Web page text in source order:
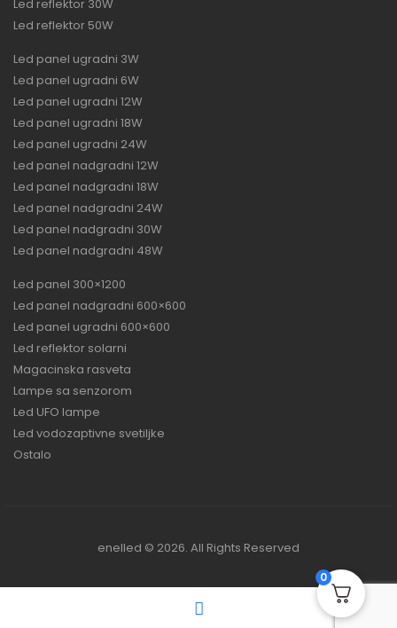
Led reflektor 30W
Led reflektor 50W
Led panel ugradni 3W
Led panel ugradni 6W
Led panel ugradni 12W
Led panel ugradni 18W
Led panel ugradni 24W
Led panel nadgradni 12W
Led panel nadgradni 18W
Led panel nadgradni 24W
Led panel nadgradni 30W
Led panel nadgradni 48W
Led panel 300×1200
Led panel nadgradni 600×600
Led panel ugradni 600×600
Led reflektor solarni
Magacinska rasveta
Lampe sa senzorom
Led UFO lampe
Led vodozaptivne svetiljke
Ostalo
enelled © 2026. All Rights Reserved
0